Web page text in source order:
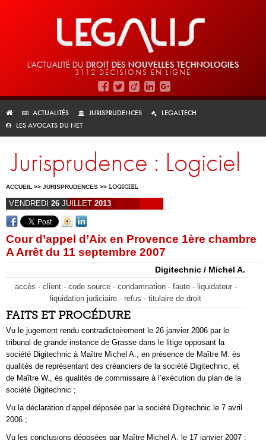
L'ACTUALITÉ DU DROIT DES NOUVELLES TECHNOLOGIES
3112 DÉCISIONS EN LIGNE
ACTUALITÉS JURISPRUDENCES
LEGALTECH
LES AVOCATS DU NET
Jurisprudence : Logiciel
ACCUEIL >> JURISPRUDENCES >> LOGICIEL
VENDREDI 26 JUILLET 2013
Cour d’appel d’Aix en Provence 1ère chambre
A Arrêt du 11 septembre 2007
Digitechnic / Michel A.
accès - client - code source - condamnation - faute - liquidateur -
liquidation judiciaire - refus - titulaire de droit
FAITS ET PROCÉDURE
Vu le jugement rendu contradictoirement le 26 janvier 2006 par le
tribunal de grande instance de Grasse dans le litige opposant la
société Digitechnic à Maître Michel A., en présence de Maître M. ès
qualités de représentant des créanciers de la société Digitechnic, et
de Maître W., ès qualités de commissaire à l’exécution du plan de la
société Digitechnic ;
Vu la déclaration d’appel déposée par la société Digitechnic le 7 avril
2006 ;
Vu les conclusions déposées par Maître Michel A. le 17 janvier 2007 ;